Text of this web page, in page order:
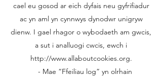
cael eu gosod ar eich dyfais neu gyfrifiadur
ac yn aml yn cynnwys dynodwr unigryw
dienw. I gael rhagor o wybodaeth am gwcis,
a sut i analluogi cwcis, ewch i
http://www.allaboutcookies.org.
- Mae “Ffeiliau log” yn olrhain